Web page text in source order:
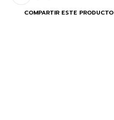
COMPARTIR ESTE PRODUCTO